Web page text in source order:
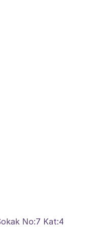
No:7 Kat:4